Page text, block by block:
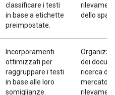
classificare i testi
in base a etichette
preimpostate.
dello spam
Incorporamenti
ottimizzati per
raggruppare i testi
in base alle loro
somiglianze.
dei
ricerca di
mercato,